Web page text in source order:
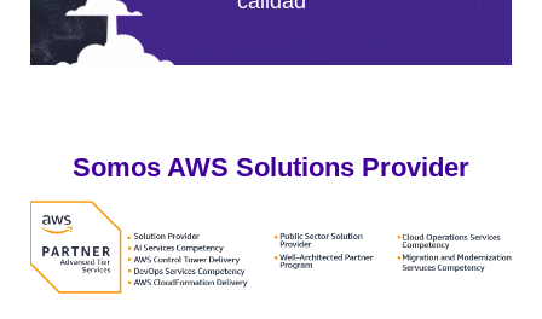
Somos AWS Solutions Provider